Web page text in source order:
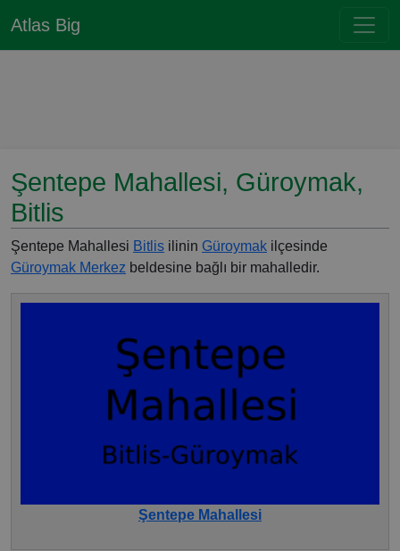
Atlas Big
Şentepe Mahallesi, Güroymak,
Bitlis
Şentepe Mahallesi Bitlis ilinin Güroymak ilçesinde
Güroymak Merkez beldesine bağlı bir mahalledir.
Şentepe Mahallesi